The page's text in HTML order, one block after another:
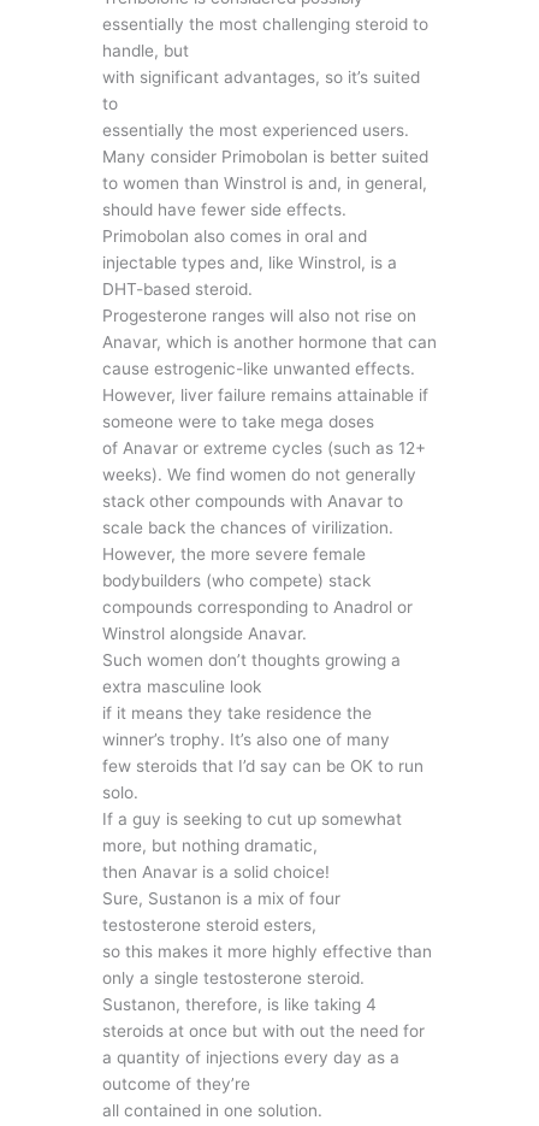
essentially the most challenging steroid to
handle, but
with significant advantages, so it’s suited
to
essentially the most experienced users.
Many consider Primobolan is better suited
to women than Winstrol is and, in general,
should have fewer side effects.
Primobolan also comes in oral and
injectable types and, like Winstrol, is a
DHT-based steroid.
Progesterone ranges will also not rise on
Anavar, which is another hormone that can
cause estrogenic-like unwanted effects.
However, liver failure remains attainable if
someone were to take mega doses
of Anavar or extreme cycles (such as 12+
weeks). We find women do not generally
stack other compounds with Anavar to
scale back the chances of virilization.
However, the more severe female
bodybuilders (who compete) stack
compounds corresponding to Anadrol or
Winstrol alongside Anavar.
Such women don’t thoughts growing a
extra masculine look
if it means they take residence the
winner’s trophy. It’s also one of many
few steroids that I’d say can be OK to run
solo.
If a guy is seeking to cut up somewhat
more, but nothing dramatic,
then Anavar is a solid choice!
Sure, Sustanon is a mix of four
testosterone steroid esters,
so this makes it more highly effective than
only a single testosterone steroid.
Sustanon, therefore, is like taking 4
steroids at once but with out the need for
a quantity of injections every day as a
outcome of they’re
all contained in one solution.